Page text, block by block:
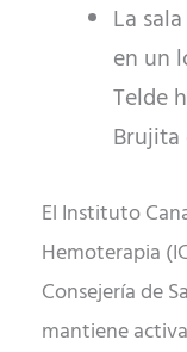
La
en un
Telde
Brujita
El Instituto
Hemoterapia
Consejería de
mantiene